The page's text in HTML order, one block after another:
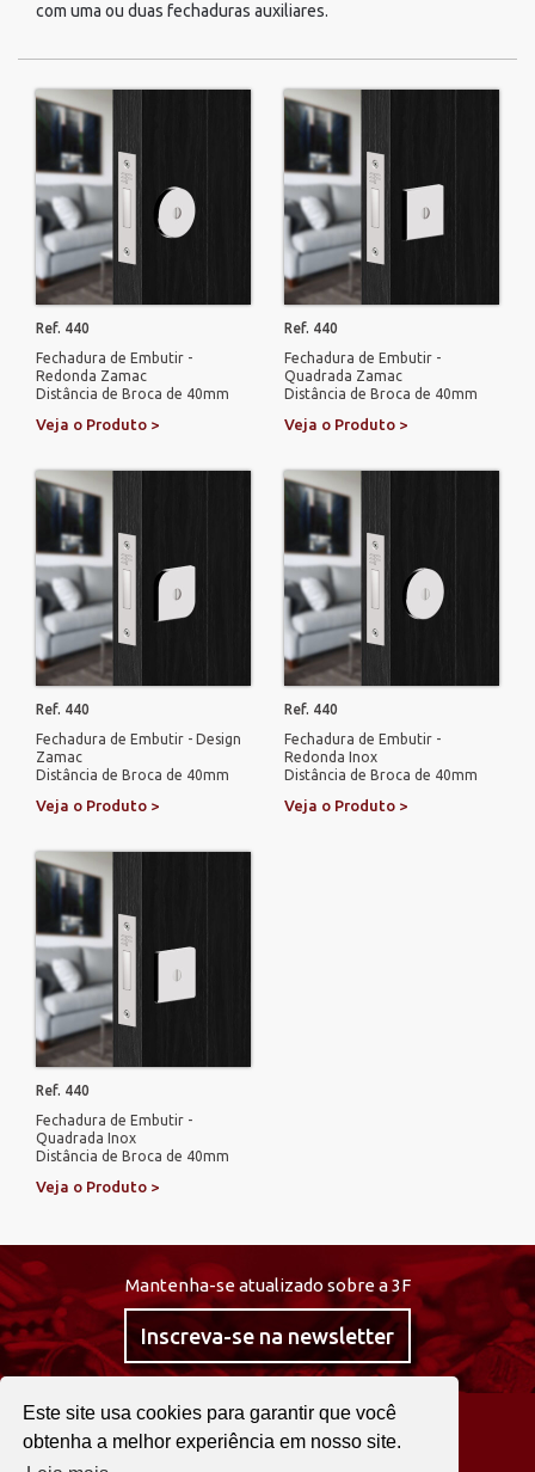
Este site usa cookies para garantir que você
obtenha a melhor experiência em nosso site.
com uma ou duas fechaduras auxiliares.
Ref. 440
Fechadura de Embutir -
Redonda Zamac
Distância de Broca de 40mm
Veja o Produto >
Ref. 440
Fechadura de Embutir -
Quadrada Zamac
Distância de Broca de 40mm
Veja o Produto >
Ref. 440
Fechadura de Embutir - Design
Zamac
Distância de Broca de 40mm
Veja o Produto >
Ref. 440
Fechadura de Embutir -
Redonda Inox
Distância de Broca de 40mm
Veja o Produto >
Ref. 440
Fechadura de Embutir -
Quadrada Inox
Distância de Broca de 40mm
Veja o Produto >
Mantenha-se atualizado sobre a 3F
Inscreva-se na newsletter
@curta3f